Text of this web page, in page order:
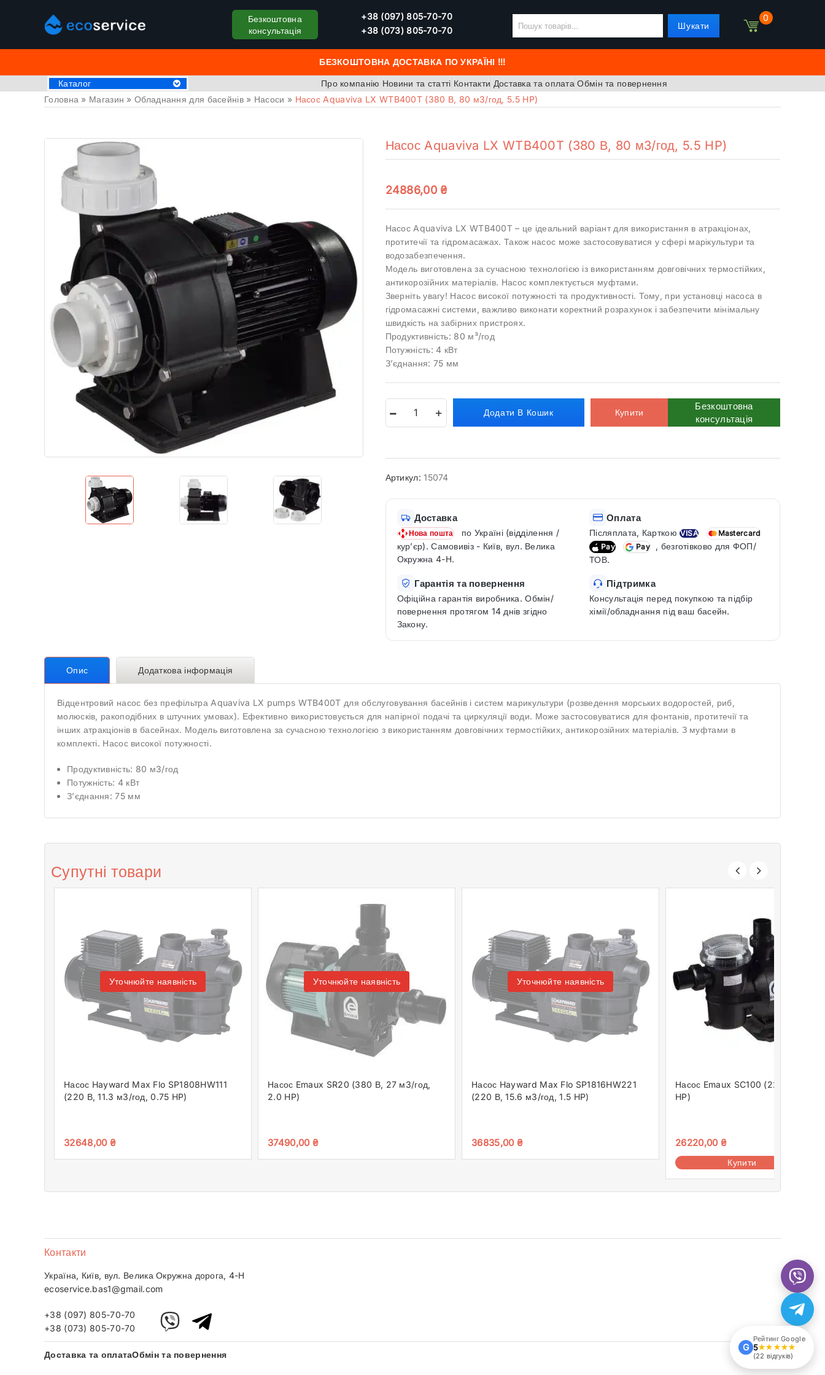
БЕЗКОШТОВНА ДОСТАВКА ПО УКРАЇНІ !!!
Безкоштовна
консультація
+38 (097) 805-70-70
+38 (073) 805-70-70
0
Шукати
Каталог
Хімія для басейну
Крижані ванни
Обладнання для басейнів
Басейни
СПА Джакузі
Труби та фітинги
Накриття на басейн
Закладні деталі
Оздоблювальні матеріали
Обладнання для саун
Теплові насоси для дому
Аквафітнес і відпочинок на воді
Запчастини
Без категорії
Про компанію Новини та статті Контакти Доставка та оплата Обмін та повернення
Головна » Магазин »Обладнання для басейнів» Насоси » Насос Aquaviva LX WTB400T (380 В, 80 м3/год, 5.5 HP)
Насос Aquaviva LX WTB400T (380 В, 80 м3/год, 5.5 HP)
24886,00 ₴
Насос Aquaviva LX WTB400Т – це ідеальний варіант для використання в атракціонах,
протитечії та гідромасажах. Також насос може застосовуватися у сфері марікультури та
водозабезпечення.
Модель виготовлена ​​за сучасною технологією із використанням довговічних термостійких,
антикорозійних матеріалів. Насос комплектується муфтами.
Зверніть увагу! Насос високої потужності та продуктивності. Тому, при установці насоса в
гідромасажні системи, важливо виконати коректний розрахунок і забезпечити мінімальну
швидкість на забірних пристроях.
Продуктивність: 80 м³/год
Потужність: 4 кВт
З’єднання: 75 мм
Додати В Кошик Купити
Безкоштовна
консультація
Артикул:15074
Доставка
Нова пошта
по Україні (відділення /
кур’єр). Самовивіз - Київ, вул. Велика
Окружна 4-Н.
Оплата
Післяплата, КарткоюVISA
Mastercard
Pay
Pay
, безготівково для ФОП/
ТОВ.
Гарантія та повернення
Офіційна гарантія виробника. Обмін/
повернення протягом 14 днів згідно
Закону.
Підтримка
Консультація перед покупкою та підбір
хімії/обладнання під ваш басейн.
Опис Додаткова інформація
Відцентровий насос без префільтра Aquaviva LX pumps WTB400T для обслуговування басейнів і систем марикультури (розведення морських водоростей, риб,
молюсків, ракоподібних в штучних умовах). Ефективно використовується для напірної подачі та циркуляції води. Може застосовуватися для фонтанів, протитечії та
інших атракціонів в басейнах. Модель виготовлена за сучасною технологією з використанням довговічних термостійких, антикорозійних матеріалів. З муфтами в
комплекті. Насос високої потужності.
Продуктивність: 80 м3/год
Потужність: 4 кВт
З’єднання: 75 мм
Супутні товари
Уточнюйте наявність
Насос Hayward Max Flo SP1808HW111
(220 В, 11.3 м3/год, 0.75 HP)
32648,00 ₴
Уточнюйте наявність
Насос Emaux SR20 (380 В, 27 м3/год,
2.0 HP)
37490,00 ₴
Уточнюйте наявність
Насос Hayward Max Flo SP1816HW221
(220 В, 15.6 м3/год, 1.5 HP)
36835,00 ₴
Насос Emaux SC100 (220 В, 17 м3/
HP)
26220,00 ₴
Купити
Контакти
Україна, Київ, вул. Велика Окружна дорога, 4-Н
ecoservice.bas1@gmail.com
+38 (097) 805-70-70
+38 (073) 805-70-70
Доставка та оплатаОбмін та повернення
G
Рейтинг Google
5★★★★★
(22 відгуків)